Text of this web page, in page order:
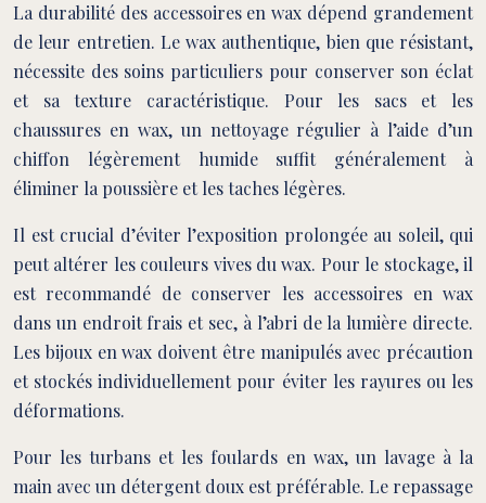
La durabilité des accessoires en wax dépend grandement
de leur entretien. Le wax authentique, bien que résistant,
nécessite des soins particuliers pour conserver son éclat
et sa texture caractéristique. Pour les sacs et les
chaussures en wax, un nettoyage régulier à l’aide d’un
chiffon légèrement humide suffit généralement à
éliminer la poussière et les taches légères.
Il est crucial d’éviter l’exposition prolongée au soleil, qui
peut altérer les couleurs vives du wax. Pour le stockage, il
est recommandé de conserver les accessoires en wax
dans un endroit frais et sec, à l’abri de la lumière directe.
Les bijoux en wax doivent être manipulés avec précaution
et stockés individuellement pour éviter les rayures ou les
déformations.
Pour les turbans et les foulards en wax, un lavage à la
main avec un détergent doux est préférable. Le repassage